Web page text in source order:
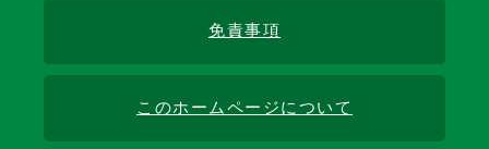
免責事項
このホームページについて